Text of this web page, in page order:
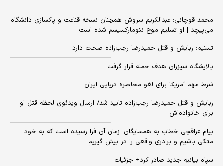
محمد قوچانی: عبدالکریم سروش همچنان نسخه قناعت و پاکسازی دانشگاه
می‌پیچد | او تسلیم موج نئومارکسیسم شده است
تسنیم: ربایش و قتل حمیدرضا رجب‌زاده صحت دارد
پالایشگاه سیزران هدف حمله قرار گرفت
شرط مهم آمریکا برای لغو محاصره دریایی ایران
ربایش و قتل حمیدرضا رجب‌زاده تایید شد/ ارسال ویدئوی لحظه قتل او
برای خانواده‌اش
پیام عراقچی خطاب به همسایگان؛ زمان آن فرا رسیده است که به خود
متکی باشیم و برادری واقعی را در پیش گیریم
سپاه بیانیه جدید صادر کرد+ جزئیات